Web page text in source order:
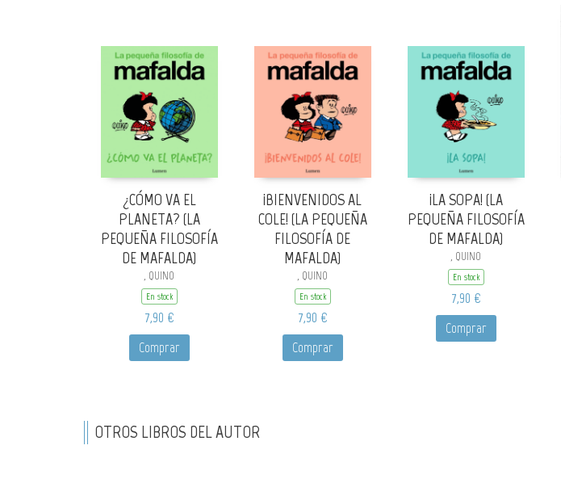
¿CÓMO VA EL
PLANETA? (LA
PEQUEÑA FILOSOFÍA
DE MAFALDA)
, QUINO
En stock
7,90 €
Comprar
¡BIENVENIDOS AL
COLE! (LA PEQUEÑA
FILOSOFÍA DE
MAFALDA)
, QUINO
En stock
7,90 €
Comprar
¡LA SOPA! (LA
PEQUEÑA FILOSOFÍA
DE MAFALDA)
, QUINO
En stock
7,90 €
Comprar
OTROS LIBROS DEL AUTOR